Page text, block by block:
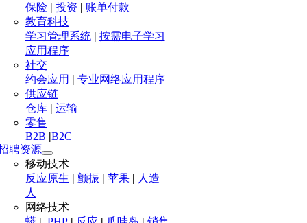
保险| 投资 | 账单付款
教育科技
学习管理系统 | 按需电子学习
应用程序
社交
约会应用 | 专业网络应用程序
供应链
仓库| 运输
零售
B2B |B2C
聘资源
移动技术
反应原生 | 颤振 | 苹果| 人造
人
网络技术